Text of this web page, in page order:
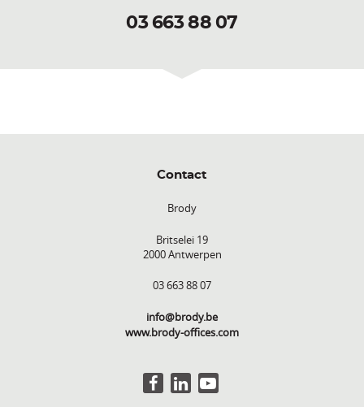
03 663 88 07
Contact
Brody
Britselei 19
2000 Antwerpen
03 663 88 07
info@brody.be
www.brody-offices.com